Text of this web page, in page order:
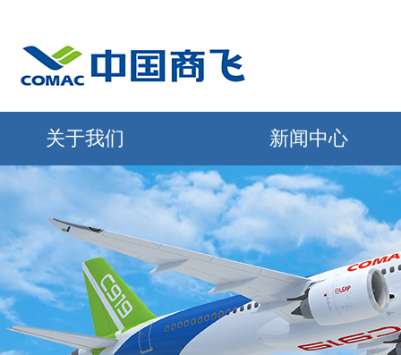
关于我们 新闻中心